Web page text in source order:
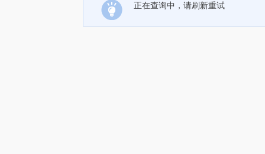
正在查询中，请刷新重试